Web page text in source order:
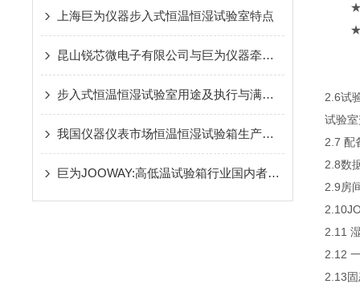
上海巨为仪器步入式恒温恒湿试验室特点
昆山锐芯微电子有限公司与巨为仪器牵手合作
步入式恒温恒湿试验室用途及执行与满足标准
我国仪器仪表市场恒温恒湿试验箱生产厂家竞争加剧
巨为JOOWAY:高低温试验箱行业国内者力挺自主研发
★2.2
2.6试
试验
2.7 配
2.8数
2.9房
2.11
2.12
2.13